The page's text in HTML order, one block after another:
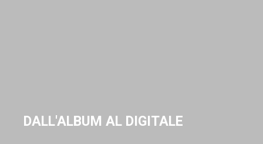
DALL'ALBUM AL DIGITALE